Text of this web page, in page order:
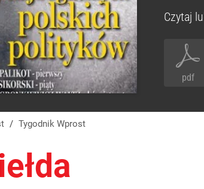
Czytaj
pdf
/ Tygodnik Wprost